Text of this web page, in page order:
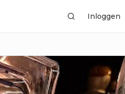
ZoekenInloggen